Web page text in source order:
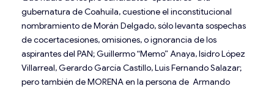
gubernatura de Coahuila, cuestione el inconstitucional
nombramiento de Morán Delgado, sólo levanta sospechas
de cocertacesiones, omisiones, o ignorancia de los
aspirantes del PAN; Guillermo “Memo” Anaya, Isidro López
Villarreal, Gerardo García Castillo, Luis Fernando Salazar;
pero también de MORENA en la persona de Armando